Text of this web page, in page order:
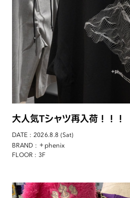
大人気Tシャツ再入荷！！！
DATE : 2026.8.8 (Sat)
BRAND : ＋phenix
FLOOR : 3F